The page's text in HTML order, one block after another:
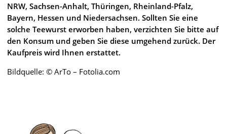
NRW, Sachsen-Anhalt, Thüringen, Rheinland-Pfalz,
Bayern, Hessen und Niedersachsen. Sollten Sie eine
solche Teewurst erworben haben, verzichten Sie bitte auf
den Konsum und geben Sie diese umgehend zurück. Der
Kaufpreis wird Ihnen erstattet.
Bildquelle: © ArTo – Fotolia.com